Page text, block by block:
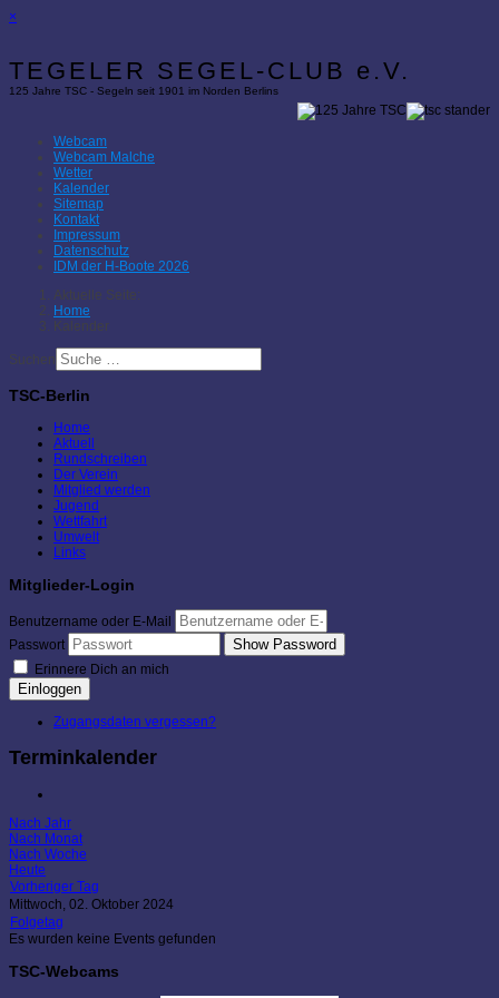
×
TEGELER SEGEL-CLUB e.V.
125 Jahre TSC - Segeln seit 1901 im Norden Berlins
Webcam
Webcam Malche
Wetter
Kalender
Sitemap
Kontakt
Impressum
Datenschutz
IDM der H-Boote 2026
Aktuelle Seite:
Home
Kalender
Suchen
TSC-Berlin
Home
Aktuell
Rundschreiben
Der Verein
Mitglied werden
Jugend
Wettfahrt
Umwelt
Links
Mitglieder-Login
Benutzername oder E-Mail
Passwort
Show Password
Erinnere Dich an mich
Einloggen
Zugangsdaten vergessen?
Terminkalender
Nach Jahr
Nach Monat
Nach Woche
Heute
Vorheriger Tag
Mittwoch, 02. Oktober 2024
Folgetag
Es wurden keine Events gefunden
TSC-Webcams